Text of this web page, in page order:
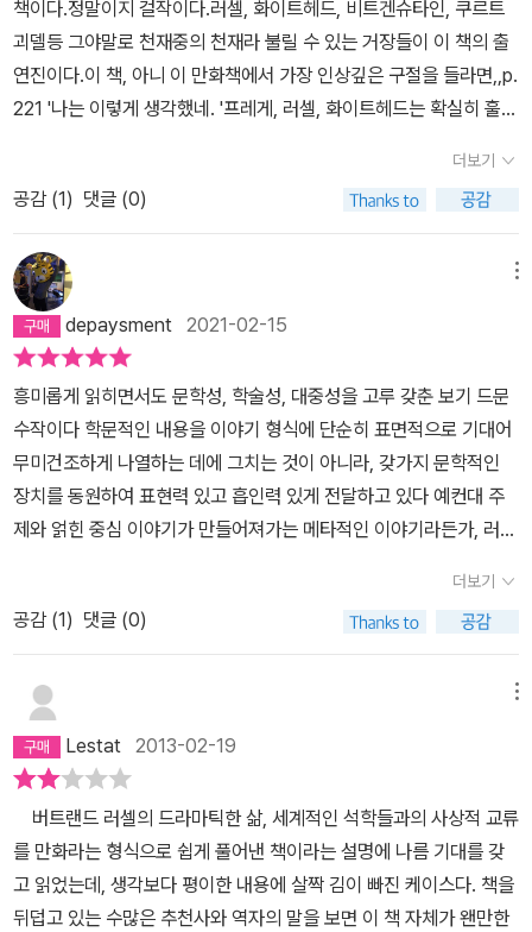
인지 아닌지도 모른다고 했어. 그의 정리는 너무 명확해서 그 자리에
있던 사람들 모두 수긍을 할 수 밖에 없었단다.. 어떤 수학자가 말한
것처럼 수학자에게 괴델의 ‘불완전성의 정리’는 끝장이었어. 그들이
런데 그것이 답이 있는지 없는지도 모르는 것이고… 그럼 그 연구를
계속 해야 할까? 중단해야 할까? 절대 진리가 있을 거라 믿어왔던 수
학자들이 좌절하는 것이 이해가 가더구나. 이발표 이후 괴델을 일반
인들에게도 피습을 받기도 했는데, 결국 광신자에게 피살당하게 되었
단다.…솔직히 아빠가 이 책에서 이야기하려는 핵심적인 내용을 제대
로 이해하지 못한 것 같다는 생각이 들었어. 나중에 다시 한번 집중해
서 천천히 읽어봐야겠구나. 아참, 이 책에 비트겐슈타인도 등장했었
어. 비트겐슈타인은 아빠가 알고 싶어하는철학자인데, 그의 관한 책
들도 쉽지 않을 거라는 생각이 선뜻 책을 들지 못하고 있단다. 비트겐
슈타인이 러셀의 제자였다는구나. 부잣집 아들인데 가지 않아도될 전
쟁터에 자원에서 갔다가 죽음에 다다르는 경험까지 하고 근원적인 깨
달음을 얻었대. 이야기의 큰 줄기와관련이 없어서 이야기 안 했는데,
에 염증을 느끼게 되고 그 당시의 수학에 만족하지 못한 러셀은 본격
적으로 철학에 열중하게 되고, 자신은 수학자가 아닌 논리학자라는
자각을 갖게 된다. 러셀에게 논리학자라는 자각을 심어준 결정적인
한 사람이 있었으니 그 사람이 바로 라이프니츠였다. 유클리드와의
첫 만남은 내 안에 씨가 뿌려진 것과 같았고 ,,, 라이프니츠의 꿈에 대
해서 듣는 것은 나를 부르는 소리를 듣는 것과 같았다. - <로지코믹
수 있는 학문을 유클리드의 기하학이라고 반견하게 되지만 점차적으
로 수학의 확실성에 대한 회의감이 들게 되면서부터 라이프니츠의 논
리학에 심취하게 된다. 라이프니츠는 러셀보다 수백년 전부터 이미
철학에 확고한 토대와 논리적으로 설명할 수 있는 언어에 대해서 탐
구하였다. 러셀에게 라이프니츠의 만남은 유년시절의 유클리드의
만남 못지 않게 자신의 지적 영역을 한층 더 확장될 수 있었던 전환점
이 되었다. 젊은 니체가 헌책방에서 우연히 쇼펜하우어의 책을 발견
하게 되면서 ' 생(生)의 의지 ' 에 대해서 본격적으로 탐구하기 시작했
던 것처럼 말이다. 그러나 인간에게 부여되는, 예전부터 확신하고
은 일이다. 러셀은 수학을 연구하게 되면서 겪게 되는 ' 곤경 ' 을 처
하게 되는데 마음 속 깊이 품은 목표, 즉 세계에 대한 확실성을 발견하
기 위해서는 예전부터 확고히 서 있는 토대의 기본을 무너뜨려야 한
다는 것이었다. 그리고 그런 지적의 여정 속에는 ' 정신적인 ' 위험성
이 존재하기 마련이다. 러셀이 활동하던 당시 ' 무한 ' 이라는 개념은
수많은 수학자들의 정신을 지배하고 있었다. 그러나 러셀은 수학에서
위치하고 있는 무한의 영향력에 대해서는 인정을 하고 있지만 무한이
라는 개념 역시 수학의 허약한 내면으로 대표되는 하나의 ' 관념 ' 에
불과하다고 비판하고 있다. <로지코믹스> p 143 러셀의 꿈 속에
서 ' 수학의 왕 ' 가우스가 나타나 무한의 수학적인 토대를 무너뜨렸
다고 꾸짖고 있다. <로지코믹스> p 144, 건물이 무너지는 장면은
을 대면하고서야 그는 근본적인 깨달음을 얻는다.'세계의 의미는 세계
속에 있지 않다!' - 진정 중요한 것들은 논리적으로 말할 수 없다. 즉,
정말 중요한 것 - 사랑, 우정, 감성 등 그 모든 것들은 논리적으로 말
할 수 없다는 것이다.'내 책은 언어의 한계를, 따라서 생각의 한계를
살 것이냐는 문제. 그 문제에 대해 우리는 이야기할 수 없어요. 과학이
밝혀낸 사실들을 전부 다 알아도 세계의 의미를 이해하기에는 부족합
니다. 이해하려면 세계 밖으로 한 걸음 나가야만 해요!' 러셀은 논리학
문제에서 인간사에 이르기까지 모든 문제를 푸는 완벽히 논리적인 방
법을 발견하겠다는 꿈을 평생에 걸쳐 꿔왔고 그것을 위해 돌진했지
만, 그의 제자 비트겐슈타인은 그것은 애초 불가능한 문제라며 그의
평생 업적을 깔아뭉갰다. (물론, 일부러 그런 건 아니다) 누구보다 역
설의 인생을 살았던 '러셀'을 내세워 이 책 <로지코믹스>를 기획하고
만든 저자 아포스톨로스 독시아디스가 말하고자 하는 바는 이것이
다.''그건 그렇고, 자네가 보내둔 지안-카를로 로타의 글 읽어봤네. 이
상하게 논리학 창시자들 중에 정신병에 걸린 사람이 많다는 이야기.
흥미롭지 않았나? 대중의 생각과는 전혀 다르게, 논리학자들은 대부
분 제정신이 아니었다는 게.왜 유독 논리학자들이 정신병에 잘 걸릴
까? 음, 내 생각엔 말일세, ‘논리를 너무 따지다가 미친 것’이라는 식
깝지. 어떻게 바꾸느냐 하면…' 그건 왜 러셀이 확실하고 이상적인 세
계를 찾고자 했는지와 닿아 있다. 가문의 정신병 내력과 유년기를 함
께 할 수 없었던 그의 부모, 냉혹하고 엄격한 조모의 교육방식...러셀
은 비트겐슈타인이 자신과 '흡사하다'고 여러번 이야기했다. 그 둘에
게는 감성을 마비시키고 싶을만큼 충분한 사랑과 보살핌이 없었던 유
년시절이란 공통점이 있었던 것이다. 마지막으로 저자 아포스톨로스
독시아디스를(이름이 너무 어려워) 통해 러셀이 하고자 하는 얘기를
것보다 훨씬 더 근본적인 의미를 갖고 있다.이 책은 버트란드 러셀과
당대의 철학자들이 새로운 수학, 물리, 과학의 원리들을 만들어 내는
과정을 보여주는 것이 아니라 그 모든 학문들의근본적인 '논리'의 토
대가 얼마나 허약한 것인가를 깨닫는 과정을 보여준다. 러셀과 화이
트헤드는 <수학원리>에 이 모든 것들을 담아내려고 했지만 절반의
성공만을 거두는 데 만족해야했다. 왜냐하면 이 책 자체가 미완성이
이었고, 그 이후에참전과 반전, 논리와 광기 사이의 관계에 관한 이 책
의 내용은다소 실망스럽다.미완성이었던 <수학원리>를 흉내내는 것
일까? 후속편이 있으면 좋을 것 같다.
책이다.정말이지 걸작이다.러셀, 화이트헤드, 비트겐슈타인, 쿠르트
괴델등 그야말로 천재중의 천재라 불릴 수 있는 거장들이 이 책의 출
연진이다.이 책, 아니 이 만화책에서 가장 인상깊은 구절을 들라면,,p.
221 '나는 이렇게 생각했네. '프레게, 러셀, 화이트헤드는 확실히 훌룡
했는지도 모른다. 실재와 지도를 혼동하기, 이건 광기의 정의로 정말
완벽해!'논리학자들이 생애가 일반적으로 뒷 끝이 안좋은 수 밖에 없
다는 생각도 든다.한마디 더 덧 붙이자.일반인인 우리가 사춘기외에
논리적인 문제로 고민하진 않을 것이다.그렇다면, 우리가 할 일은 무
엇인가?한비야의 책 이름 그대로 '지도 밖으로 행군하라'가 답일까?
더보기
공감 (1) 댓글 (0)
depaysment 2021-02-15
흥미롭게 읽히면서도 문학성, 학술성, 대중성을 고루 갖춘 보기 드문
수작이다 학문적인 내용을 이야기 형식에 단순히 표면적으로 기대어
무미건조하게 나열하는 데에 그치는 것이 아니라, 갖가지 문학적인
장치를 동원하여 표현력 있고 흡인력 있게 전달하고 있다 예컨대 주
제와 얽힌 중심 이야기가 만들어져가는 메타적인 이야기라든가, 러셀
미의 오레스테이아를 통한 시사적인 비유, 각 에피소드에서 나타나는
의미심장한 대사 등이 그러한 문학적 장치라고 생각했다 또한 집필진
중 이야기의 전체 구성을 담당한 사람이 수학을 전문적으로 교육받은
동시에 소설, 연극, 영화제작 등에도 참여한 특이한 이력을 지닌 사람
기에 잘 녹여냈다는 느낌이 들었다 이 책을 읽는다고 해서 수학기초
론에 대한 전문적인 내용을 정석적으로 습득할 수 잇는 것은 아니지
만, 역자가 후기에서 말하듯이 철학적 통찰력이 압축적으로 담긴 내
용들이 곳곳에서 번뜩이고 있다 해당분야에 대한 지식 수준의 정도에
따라, 이 책을 여러번 읽을 때미다 느끼거나 깨닫는 바가 조금씩 달라
더보기
공감 (1) 댓글 (0)
Lestat 2013-02-19
버트랜드 러셀의 드라마틱한 삶, 세계적인 석학들과의 사상적 교류
를 만화라는 형식으로 쉽게 풀어낸 책이라는 설명에 나름 기대를 갖
고 읽었는데, 생각보다 평이한 내용에 살짝 김이 빠진 케이스다. 책을
뒤덥고 있는 수많은 추천사와 역자의 말을 보면 이 책 자체가 왠만한